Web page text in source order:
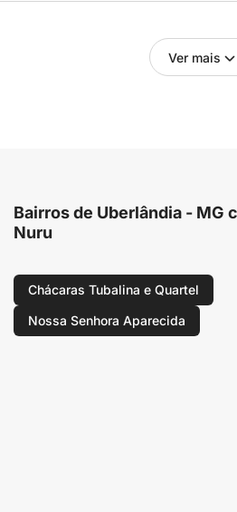
Ver mais
Bairros de Uberlândia - MG
Nuru
Chácaras Tubalina e Quartel
Nossa Senhora Aparecida